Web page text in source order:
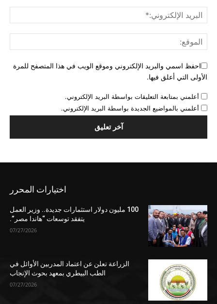
احفظ اسمي والبريد الإلكتروني وموقع الويب في هذا المتصفح للمرة
الأولى التي أعلق فيها.
أعلمني بمتابعة التعليقات بواسطة البريد الإلكتروني.
أعلمني بالمواضيع الجديدة بواسطة البريد الإلكتروني.
اختيارات المحرر
100 مليون دولار استثمارات جديدة.. وزير العمل
يتفقد توسعات “هاندا مصر”.
07/27/2026
الزراعة تعلن عن اعتماد المدربين الأوائل في
الطب البيطري بمعهد بحوث الإنجاب
07/27/2026